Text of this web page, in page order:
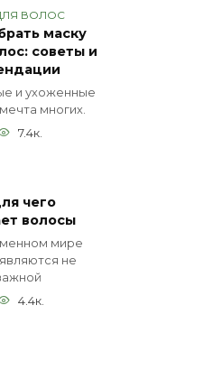
ВОЛОС
маску
советы и
и ухоженные
многих.
7.4к.
чего
волосы
мире
не
4.4к.